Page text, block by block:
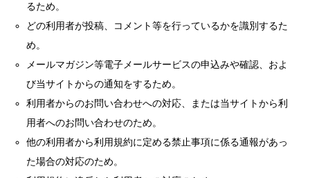
るため。
どの利用者が投稿、コメント等を行っているかを識別するた
め。
メールマガジン等電子メールサービスの申込みや確認、およ
び当サイトからの通知をするため。
利用者からのお問い合わせへの対応、または当サイトから利
用者へのお問い合わせのため。
他の利用者から利用規約に定める禁止事項に係る通報があっ
た場合の対応のため。